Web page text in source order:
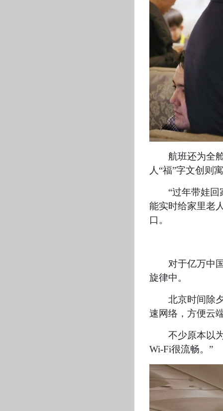
航班还为全
人“福”字文创则
“过年带娃
能实时给家里老
口。
对于亿万中
旋律中。
北京时间除
速网络，方便云
不少原本以
Wi-Fi很流畅。”